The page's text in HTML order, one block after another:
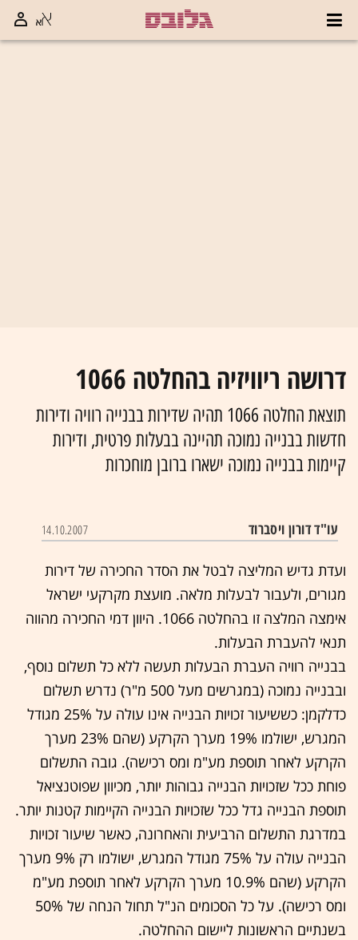
דרושה ריוויזיה בהחלטה 1066
תוצאת החלטה 1066 תהיה שדירות בבנייה רוויה ודירות
חדשות בבנייה נמוכה תהיינה בבעלות פרטית, ודירות
קיימות בבנייה נמוכה ישארו ברובן מוחכרות
עו"ד דורון ויסברוד 14.10.2007
ועדת גדיש המליצה לבטל את הסדר החכירה של דירות
מגורים, ולעבור לבעלות מלאה. מועצת מקרקעי ישראל
אימצה המלצה זו בהחלטה 1066. היוון דמי החכירה מהווה
תנאי להעברת הבעלות.
בבנייה רוויה העברת הבעלות תעשה ללא כל תשלום נוסף,
ובבנייה נמוכה (במגרשים מעל 500 מ"ר) נדרש תשלום
כדלקמן: כששיעור זכויות הבנייה אינו עולה על 25% מגודל
המגרש, ישולמו 19% מערך הקרקע (שהם 23% מערך
הקרקע לאחר תוספת מע"מ ומס רכישה). גובה התשלום
פוחת ככל שזכויות הבנייה גבוהות יותר, מכיוון שפוטנציאל
תוספת הבנייה גדל ככל שזכויות הבנייה הקיימות קטנות יותר.
במדרגת התשלום הרביעית והאחרונה, כאשר שיעור זכויות
הבנייה עולה על 75% מגודל המגרש, ישולמו רק 9% מערך
הקרקע (שהם 10.9% מערך הקרקע לאחר תוספת מע"מ
ומס רכישה). על כל הסכומים הנ"ל תחול הנחה של 50%
בשנתיים הראשונות ליישום ההחלטה.